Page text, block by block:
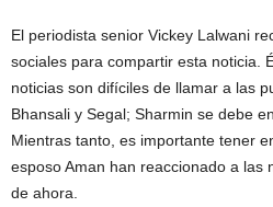
El periodista senior Vickey Lalwani
sociales para compartir esta noticia.
noticias son difíciles de llamar a las
Bhansali y Segal; Sharmin se debe
Mientras tanto, es importante tener
esposo Aman han reaccionado a las
de ahora.